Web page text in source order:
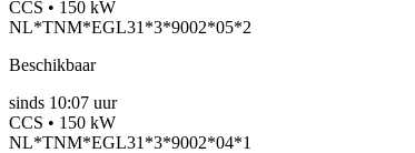
CCS • 150 kW
NL*TNM*EGL31*3*9002*05*2
Beschikbaar
sinds 10:07 uur
CCS • 150 kW
NL*TNM*EGL31*3*9002*04*1